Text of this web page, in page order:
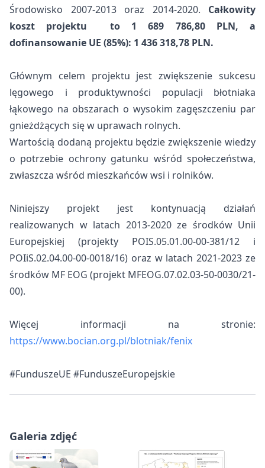
Środowisko 2007-2013 oraz 2014-2020. Całkowity
koszt projektu to 1 689 786,80 PLN, a
dofinansowanie UE (85%): 1 436 318,78 PLN.
Głównym celem projektu jest zwiększenie sukcesu
lęgowego i produktywności populacji błotniaka
łąkowego na obszarach o wysokim zagęszczeniu par
gnieżdżących się w uprawach rolnych.
Wartością dodaną projektu będzie zwiększenie wiedzy
o potrzebie ochrony gatunku wśród społeczeństwa,
zwłaszcza wśród mieszkańców wsi i rolników.
Niniejszy projekt jest kontynuacją działań
realizowanych w latach 2013-2020 ze środków Unii
Europejskiej (projekty POIS.05.01.00-00-381/12 i
POIiS.02.04.00-00-0018/16) oraz w latach 2021-2023 ze
środków MF EOG (projekt MFEOG.07.02.03-50-0030/21-
00).
Więcej informacji na stronie:
https://www.bocian.org.pl/blotniak/fenix
#FunduszeUE #FunduszeEuropejskie
Galeria zdjęć